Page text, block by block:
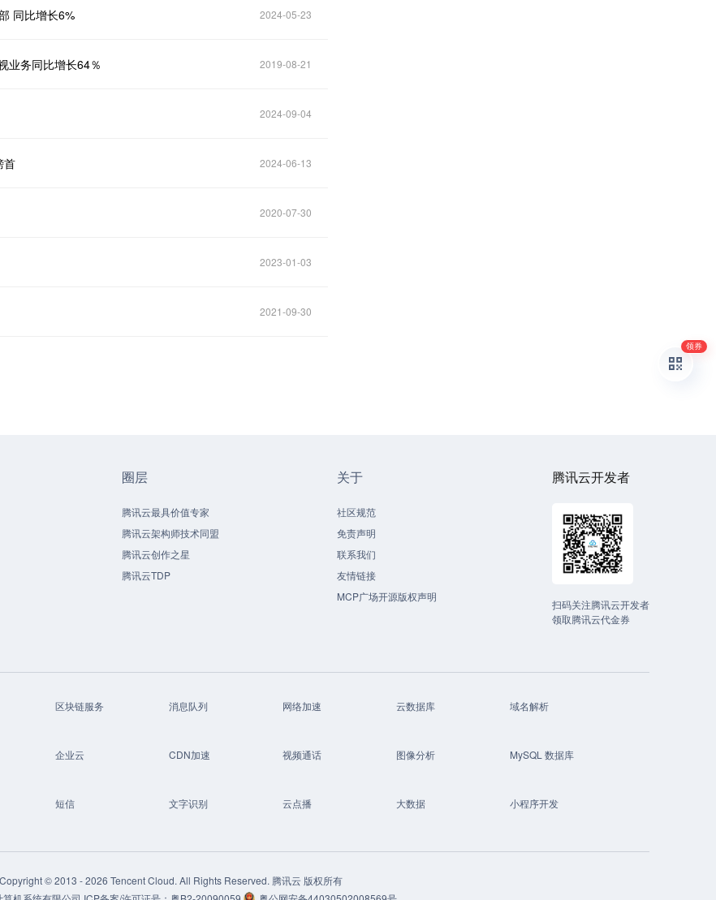
同比增长6% 2024-05-23
业务同比增长64％ 2019-08-21
2024-09-04
首 2024-06-13
2020-07-30
2023-01-03
2021-09-30
圈层
腾讯云最具价值专家
腾讯云架构师技术同盟
腾讯云创作之星
腾讯云TDP
关于
社区规范
免责声明
联系我们
友情链接
MCP广场开源版权声明
腾讯云开发者
扫码关注腾讯云开发者
领取腾讯云代金券
区块链服务 消息队列 网络加速 云数据库
域名解析
企业云 CDN加速 视频通话 图像分析
MySQL 数据库
短信 文字识别 云点播 大数据
小程序开发
Copyright © 2013 -2026 Tencent Cloud. All Rights Reserved. 腾讯云 版权所有
领券